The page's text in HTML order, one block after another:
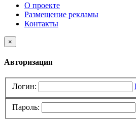
О проекте
Размещение рекламы
Контакты
×
Авторизация
Логин:
Пароль: